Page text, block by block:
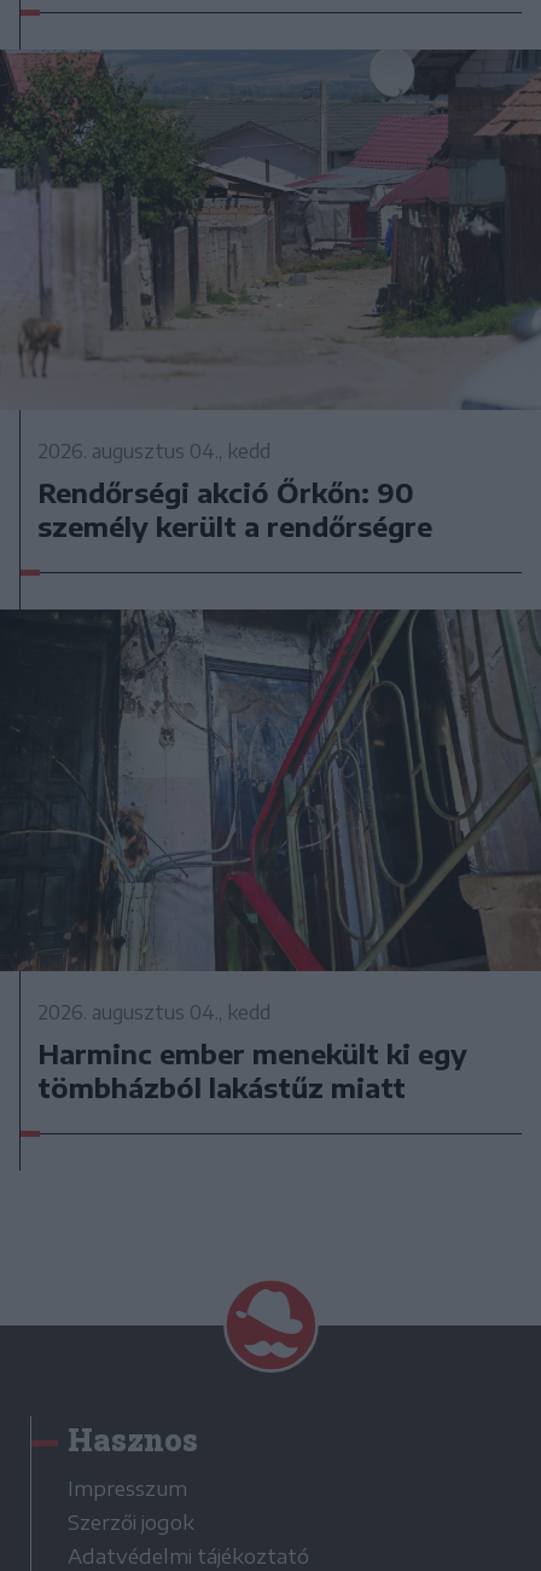
2026. augusztus 04., kedd
Rendőrségi akció Őrkőn: 90
személy került a rendőrségre
2026. augusztus 04., kedd
Harminc ember menekült ki egy
tömbházból lakástűz miatt
Hasznos
Impresszum
Szerzői jogok
Adatvédelmi tájékoztató